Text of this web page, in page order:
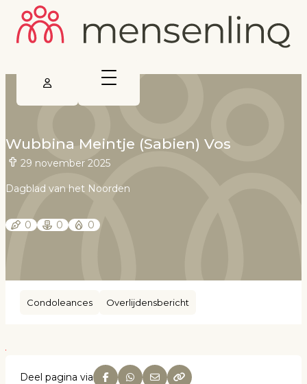
Wubbina Meintje (Sabien) Vos
29 november 2025
Dagblad van het Noorden
0 0 0
Condoleances Overlijdensbericht
Deel pagina via